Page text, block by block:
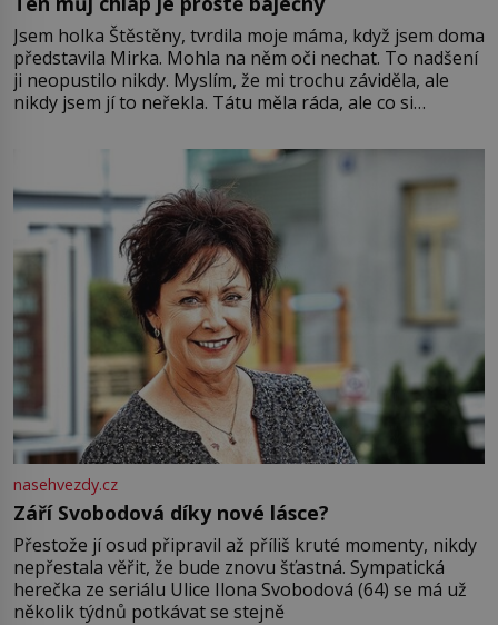
Jsem holka Štěstěny, tvrdila moje máma, když jsem doma
představila Mirka. Mohla na něm oči nechat. To nadšení
ji neopustilo nikdy. Myslím, že mi trochu záviděla, ale
nikdy jsem jí to neřekla. Tátu měla ráda, ale co si
Jsme spolu moc rádi Tehdy byla jiná doba, když
nasehvezdy.cz
Září Svobodová díky nové lásce?
Přestože jí osud připravil až příliš kruté momenty, nikdy
nepřestala věřit, že bude znovu šťastná. Sympatická
herečka ze seriálu Ulice Ilona Svobodová (64) se má už
několik týdnů potkávat se stejně